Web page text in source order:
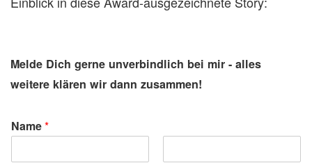
Melde Dich gerne unverbindlich bei mir - alles
weitere klären wir dann zusammen!
Name*